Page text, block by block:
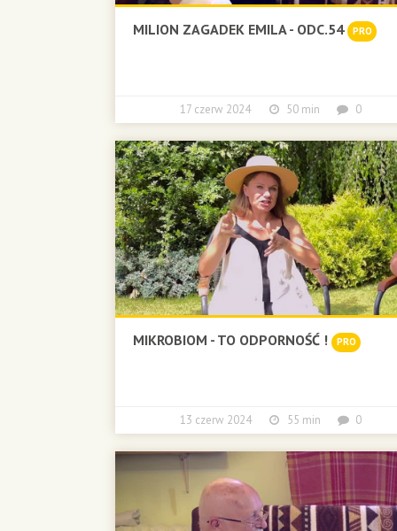
MILION ZAGADEK EMILA - ODC.54 PRO
17 czerw 2024 50 min 0
MIKROBIOM - TO ODPORNOŚĆ ! PRO
13 czerw 2024 55 min 0